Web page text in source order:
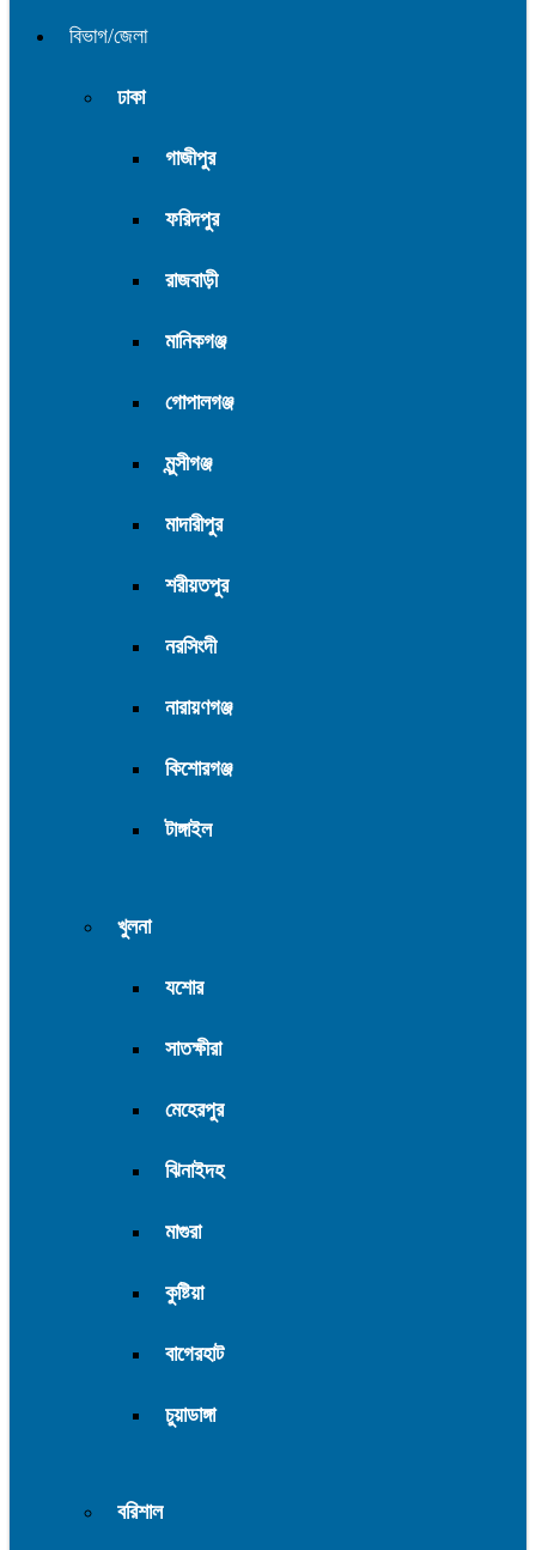
বিভাগ/জেলা
ঢাকা
গাজীপুর
ফরিদপুর
রাজবাড়ী
মানিকগঞ্জ
গোপালগঞ্জ
মুন্সীগঞ্জ
মাদারীপুর
শরীয়তপুর
নরসিংদী
নারায়ণগঞ্জ
কিশোরগঞ্জ
টাঙ্গাইল
খুলনা
যশোর
সাতক্ষীরা
মেহেরপুর
ঝিনাইদহ
মাগুরা
কুষ্টিয়া
বাগেরহাট
চুয়াডাঙ্গা
বরিশাল